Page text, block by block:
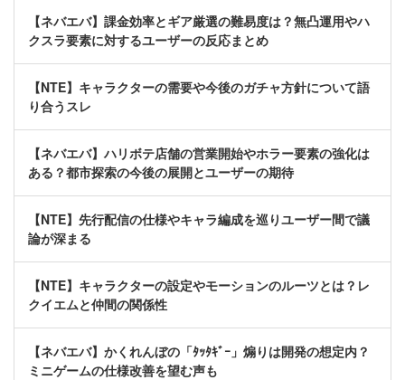
【ネバエバ】課金効率とギア厳選の難易度は？無凸運用やハ
クスラ要素に対するユーザーの反応まとめ
【NTE】キャラクターの需要や今後のガチャ方針について語
り合うスレ
【ネバエバ】ハリボテ店舗の営業開始やホラー要素の強化は
ある？都市探索の今後の展開とユーザーの期待
【NTE】先行配信の仕様やキャラ編成を巡りユーザー間で議
論が深まる
【NTE】キャラクターの設定やモーションのルーツとは？レ
クイエムと仲間の関係性
【ネバエバ】かくれんぼの「ﾀｯﾀｷﾞｰ」煽りは開発の想定内？
ミニゲームの仕様改善を望む声も